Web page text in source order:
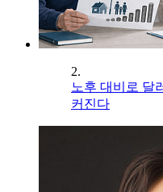
2.
노후 대비로 달
커진다